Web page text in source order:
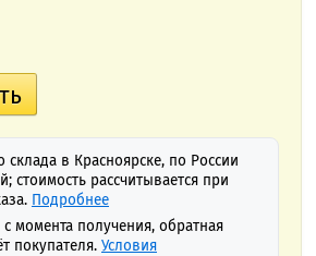
склада в Красноярске, по России
стоимость рассчитывается при
Подробнее
с момента получения, обратная
покупателя. Условия